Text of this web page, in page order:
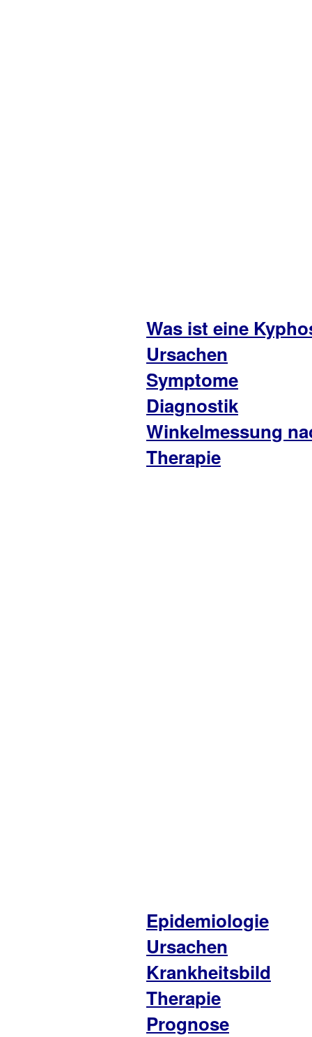
Was ist eine
Ursachen
Symptome
Diagnostik
Winkelmessung
Therapie
Epidemiologie
Ursachen
Krankheitsbild
Therapie
Prognose